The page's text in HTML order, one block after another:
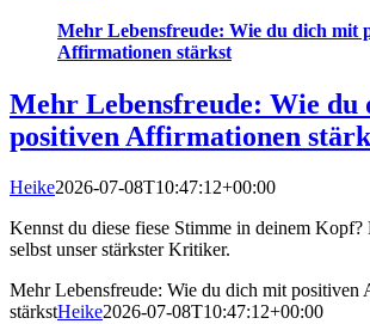
Mehr Lebensfreude: Wie du dich mit
Affirmationen stärkst
Mehr Lebensfreude: Wie du
positiven Affirmationen
Heike2026-07-08T10:47:12+00:00
Kennst du diese fiese Stimme in deinem
selbst unser stärkster Kritiker.
Mehr Lebensfreude: Wie du dich mit positiven
stärkstHeike2026-07-08T10:47:12+00:00